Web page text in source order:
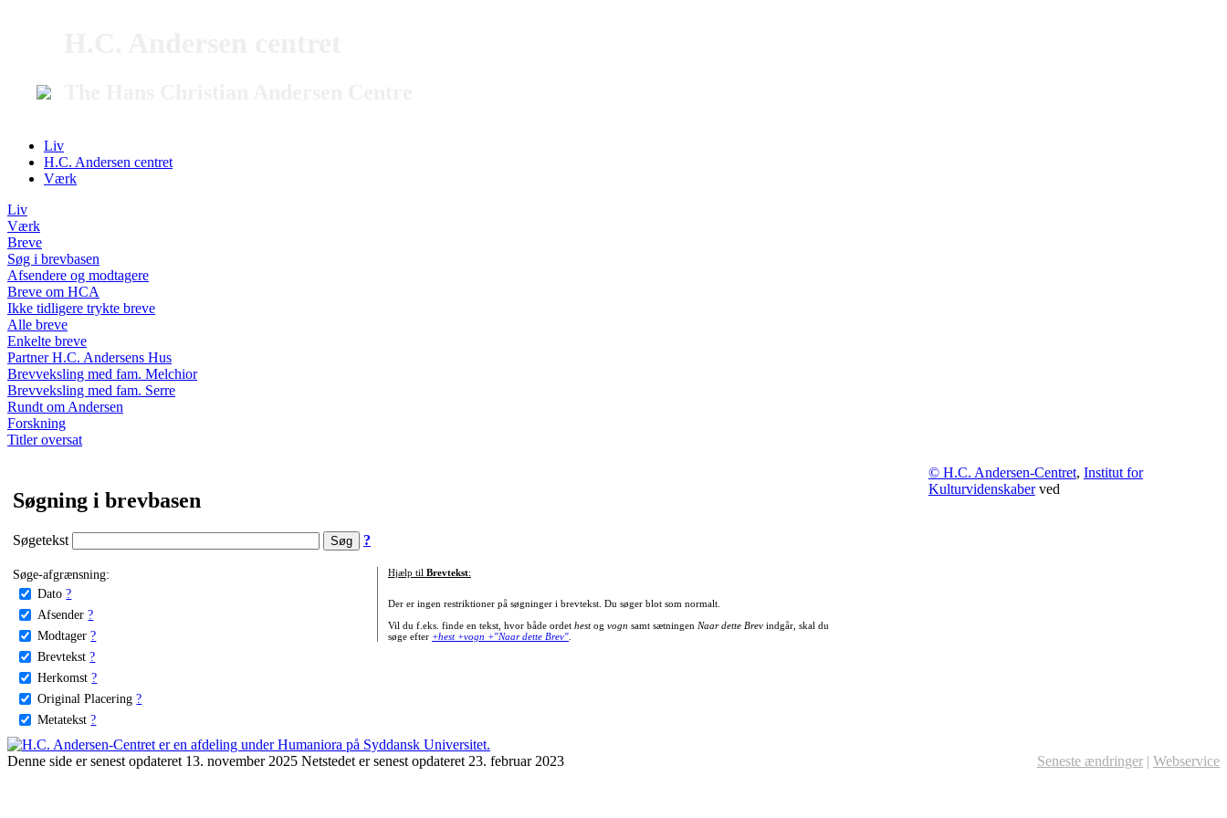
Liv
H.C. Andersen centret
Værk
Liv
Værk
Breve
Søg i brevbasen
Afsendere og modtagere
Breve om HCA
Ikke tidligere trykte breve
Alle breve
Enkelte breve
Partner H.C. Andersens Hus
Brevveksling med fam. Melchior
Brevveksling med fam. Serre
Rundt om Andersen
Forskning
Titler oversat
Søgning i brevbasen
Søgetekst ?
Søge-afgrænsning:
Dato ?
Afsender ?
Modtager ?
Brevtekst ?
Herkomst ?
Original Placering ?
Metatekst ?
Hjælp til Brevtekst:
Der er ingen restriktioner på søgninger i brevtekst. Du søger blot som normalt.
Vil du f.eks. finde en tekst, hvor både ordet hestog vogn samt sætningen Naar dette Brevindgår, skal du
søge efter +hest +vogn +"Naar dette Brev".
© H.C. Andersen-Centret, Institut for
Kulturvidenskaberved
Denne side er senest opdateret 13. november 2025 Netstedet er senest opdateret 23. februar 2023 Seneste ændringer | Webservice